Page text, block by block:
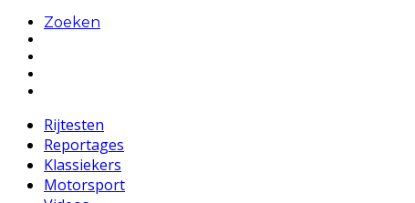
Zoeken
Rijtesten
Reportages
Klassiekers
Motorsport